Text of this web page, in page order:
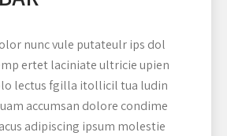
nunc vule putateulr ips dol
ertet laciniate ultricie upien
lectus fgilla itollicil tua ludin
accumsan dolore condime
adipiscing ipsum molestie